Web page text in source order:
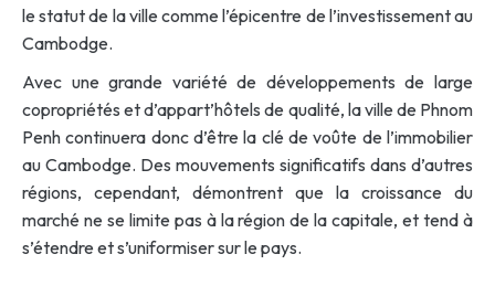
le statut de la ville comme l’épicentre de l’investissement au
Cambodge.
Avec une grande variété de développements de large
copropriétés et d’appart’hôtels de qualité, la ville de Phnom
Penh continuera donc d’être la clé de voûte de l’immobilier
au Cambodge. Des mouvements significatifs dans d’autres
régions, cependant, démontrent que la croissance du
marché ne se limite pas à la région de la capitale, et tend à
s’étendre et s’uniformiser sur le pays.